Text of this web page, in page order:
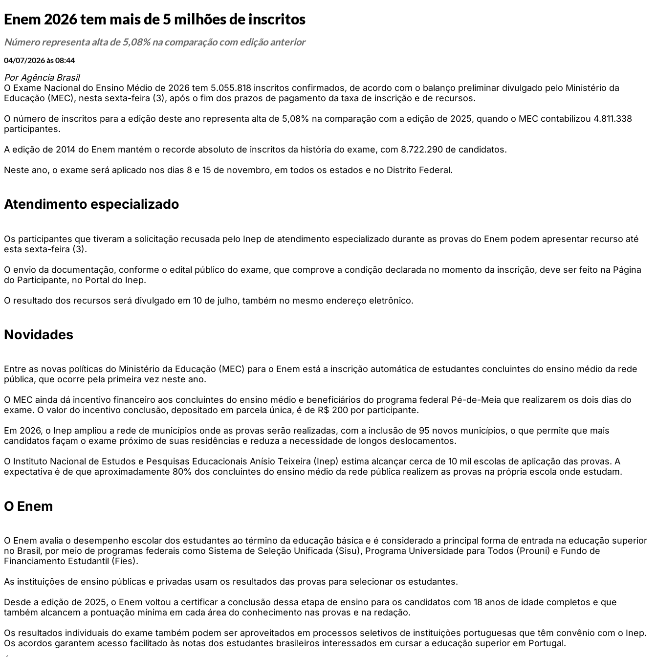
Enem 2026 tem mais de 5 milhões de inscritos
Número representa alta de 5,08% na comparação com edição anterior
04/07/2026 às 08:44
Por Agência Brasil
O Exame Nacional do Ensino Médio de 2026 tem 5.055.818 inscritos confirmados, de acordo com o balanço preliminar divulgado pelo Ministério da
Educação (MEC), nesta sexta-feira (3), após o fim dos prazos de pagamento da taxa de inscrição e de recursos.
O número de inscritos para a edição deste ano representa alta de 5,08% na comparação com a edição de 2025, quando o MEC contabilizou 4.811.338
participantes.
A edição de 2014 do Enem mantém o recorde absoluto de inscritos da história do exame, com 8.722.290 de candidatos.
Neste ano, o exame será aplicado nos dias 8 e 15 de novembro, em todos os estados e no Distrito Federal.
Atendimento especializado
Os participantes que tiveram a solicitação recusada pelo Inep de atendimento especializado durante as provas do Enem podem apresentar recurso até
esta sexta-feira (3).
O envio da documentação, conforme o edital público do exame, que comprove a condição declarada no momento da inscrição, deve ser feito na Página
do Participante, no Portal do Inep.
O resultado dos recursos será divulgado em 10 de julho, também no mesmo endereço eletrônico.
Novidades
Entre as novas políticas do Ministério da Educação (MEC) para o Enem está a inscrição automática de estudantes concluintes do ensino médio da rede
pública, que ocorre pela primeira vez neste ano.
O MEC ainda dá incentivo financeiro aos concluintes do ensino médio e beneficiários do programa federal Pé-de-Meia que realizarem os dois dias do
exame. O valor do incentivo conclusão, depositado em parcela única, é de R$ 200 por participante.
Em 2026, o Inep ampliou a rede de municípios onde as provas serão realizadas, com a inclusão de 95 novos municípios, o que permite que mais
candidatos façam o exame próximo de suas residências e reduza a necessidade de longos deslocamentos.
O Instituto Nacional de Estudos e Pesquisas Educacionais Anísio Teixeira (Inep) estima alcançar cerca de 10 mil escolas de aplicação das provas. A
expectativa é de que aproximadamente 80% dos concluintes do ensino médio da rede pública realizem as provas na própria escola onde estudam.
O Enem
O Enem avalia o desempenho escolar dos estudantes ao término da educação básica e é considerado a principal forma de entrada na educação superior
no Brasil, por meio de programas federais como Sistema de Seleção Unificada (Sisu), Programa Universidade para Todos (Prouni) e Fundo de
Financiamento Estudantil (Fies).
As instituições de ensino públicas e privadas usam os resultados das provas para selecionar os estudantes.
Desde a edição de 2025, o Enem voltou a certificar a conclusão dessa etapa de ensino para os candidatos com 18 anos de idade completos e que
também alcancem a pontuação mínima em cada área do conhecimento nas provas e na redação.
Os resultados individuais do exame também podem ser aproveitados em processos seletivos de instituições portuguesas que têm convênio com o Inep.
Os acordos garantem acesso facilitado às notas dos estudantes brasileiros interessados em cursar a educação superior em Portugal.